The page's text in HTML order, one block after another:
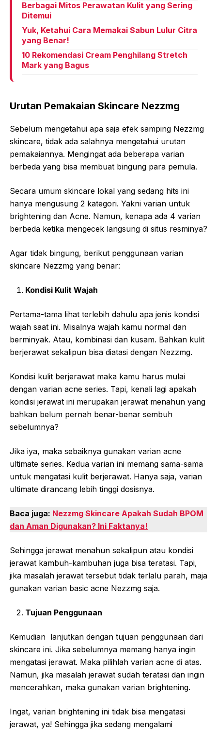
Berbagai Mitos Perawatan Kulit yang Sering
Ditemui
Yuk, Ketahui Cara Memakai Sabun Lulur Citra
yang Benar!
10 Rekomendasi Cream Penghilang Stretch
Mark yang Bagus
Urutan Pemakaian Skincare Nezzmg
Sebelum mengetahui apa saja efek samping Nezzmg
skincare, tidak ada salahnya mengetahui urutan
pemakaiannya. Mengingat ada beberapa varian
berbeda yang bisa membuat bingung para pemula.
Secara umum skincare lokal yang sedang hits ini
hanya mengusung 2 kategori. Yakni varian untuk
brightening dan Acne. Namun, kenapa ada 4 varian
berbeda ketika mengecek langsung di situs resminya?
Agar tidak bingung, berikut penggunaan varian
skincare Nezzmg yang benar:
Kondisi Kulit Wajah
Pertama-tama lihat terlebih dahulu apa jenis kondisi
wajah saat ini. Misalnya wajah kamu normal dan
berminyak. Atau, kombinasi dan kusam. Bahkan kulit
berjerawat sekalipun bisa diatasi dengan Nezzmg.
Kondisi kulit berjerawat maka kamu harus mulai
dengan varian acne series. Tapi, kenali lagi apakah
kondisi jerawat ini merupakan jerawat menahun yang
bahkan belum pernah benar-benar sembuh
sebelumnya?
Jika iya, maka sebaiknya gunakan varian acne
ultimate series. Kedua varian ini memang sama-sama
untuk mengatasi kulit berjerawat. Hanya saja, varian
ultimate dirancang lebih tinggi dosisnya.
Baca juga: Nezzmg Skincare Apakah Sudah BPOM
dan Aman Digunakan? Ini Faktanya!
Sehingga jerawat menahun sekalipun atau kondisi
jerawat kambuh-kambuhan juga bisa teratasi. Tapi,
jika masalah jerawat tersebut tidak terlalu parah, maja
gunakan varian basic acne Nezzmg saja.
Tujuan Penggunaan
Kemudian lanjutkan dengan tujuan penggunaan dari
skincare ini. Jika sebelumnya memang hanya ingin
mengatasi jerawat. Maka pilihlah varian acne di atas.
Namun, jika masalah jerawat sudah teratasi dan ingin
mencerahkan, maka gunakan varian brightening.
Ingat, varian brightening ini tidak bisa mengatasi
jerawat, ya! Sehingga jika sedang mengalami